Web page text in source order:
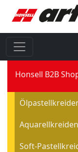
Honsell B2B
Aquarellkreiden
Soft-